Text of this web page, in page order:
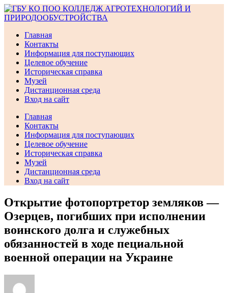
Перейти
к
Главная
Контакты
Информация для поступающих
Целевое обучение
Историческая справка
Музей
Дистанционная среда
Вход на сайт
Главная
Контакты
Информация для поступающих
Целевое обучение
Историческая справка
Музей
Дистанционная среда
Вход на сайт
Открытие фотопортретор земляков —
Озерцев, погибших при исполнении
воинского долга и служебных
обязанностей в ходе пециальной
военной операции на Украине